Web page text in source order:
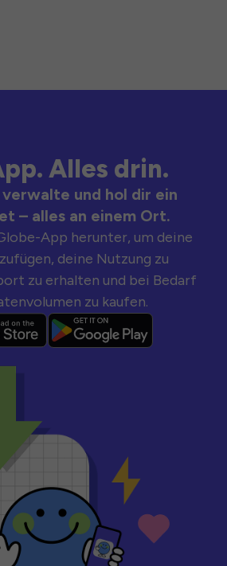
Alles drin.
und hol dir ein
– alles an einem Ort.
App herunter, um deine
deine Nutzung zu
zu erhalten und bei Bedarf
zu kaufen.